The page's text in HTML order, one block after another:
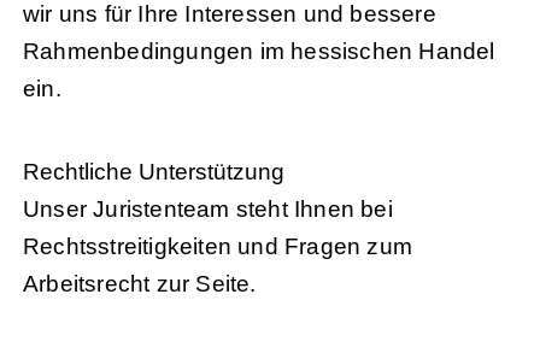
wir uns für Ihre Interessen und bessere
Rahmenbedingungen im hessischen Handel
ein.
Rechtliche Unterstützung
Unser Juristenteam steht Ihnen bei
Rechtsstreitigkeiten und Fragen zum
Arbeitsrecht zur Seite.